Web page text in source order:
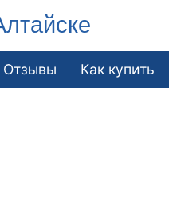
Отзывы Как купить